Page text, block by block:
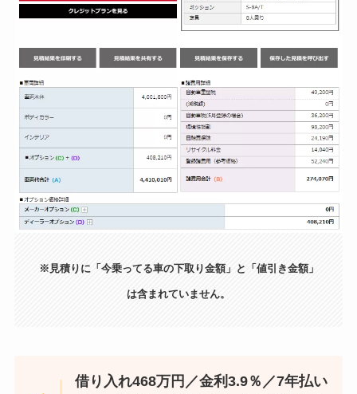
※見積りに「今乗ってる車の下取り金額」と「値引き金額」
は含まれていません。
借り入れ468万円／金利3.9％／7年払い